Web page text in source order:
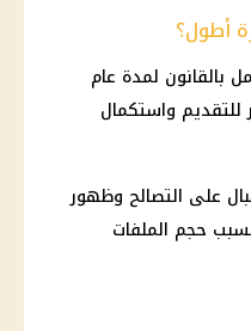
أطول؟
بالقانون لمدة عام
للتقديم واستكمال
على التصالح وظهور
حجم الملفات